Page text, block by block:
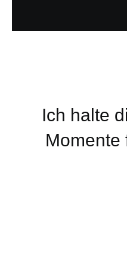
Ich halte
Momente